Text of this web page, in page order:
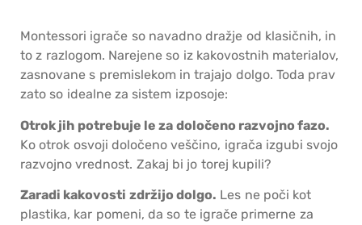
Montessori igrače so navadno dražje od klasičnih, in
to z razlogom. Narejene so iz kakovostnih materialov,
zasnovane s premislekom in trajajo dolgo. Toda prav
zato so idealne za sistem izposoje:
Otrok jih potrebuje le za določeno razvojno fazo.
Ko otrok osvoji določeno veščino, igrača izgubi svojo
razvojno vrednost. Zakaj bi jo torej kupili?
Zaradi kakovosti zdržijo dolgo. Les ne poči kot
plastika, kar pomeni, da so te igrače primerne za